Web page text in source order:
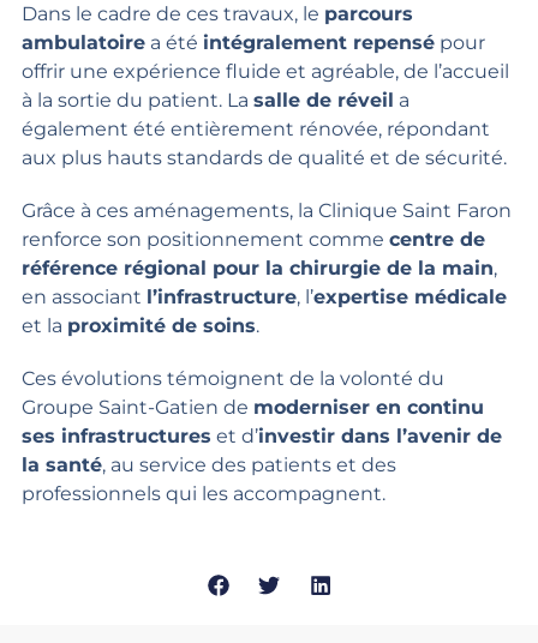
Dans le cadre de ces travaux, le parcours
ambulatoirea été intégralement repensépour
offrir une expérience fluide et agréable, de l’accueil
à la sortie du patient. La salle de réveil a
également été entièrement rénovée, répondant
aux plus hauts standards de qualité et de sécurité.
Grâce à ces aménagements, la Clinique Saint Faron
renforce son positionnement comme centre de
référence régional pour la chirurgie de la main,
en associant l’infrastructure, l’expertise médicale
et la proximité de soins.
Ces évolutions témoignent de la volonté du
Groupe Saint-Gatien de moderniser en continu
ses infrastructures et d’investir dans l’avenir de
la santé, au service des patients et des
professionnels qui les accompagnent.